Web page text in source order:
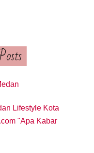
Lifestyle Kota
"Apa Kabar